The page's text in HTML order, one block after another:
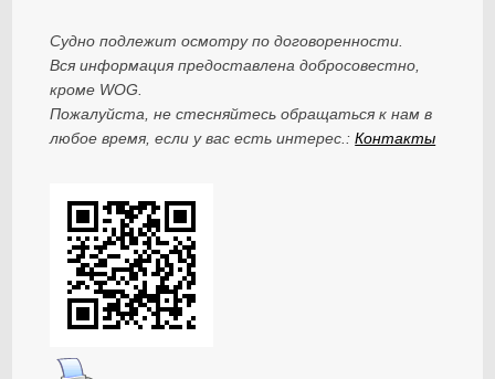
Судно подлежит осмотру по договоренности.
Вся информация предоставлена добросовестно,
кроме WOG.
Пожалуйста, не стесняйтесь обращаться к нам в
любое время, если у вас есть интерес.:Контакты